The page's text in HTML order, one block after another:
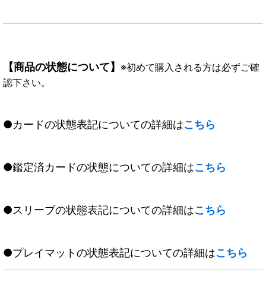
【商品の状態について】 ※初めて購入される方は必ずご確
認下さい。
●カードの状態表記についての詳細はこちら
●鑑定済カードの状態についての詳細はこちら
●スリーブの状態表記についての詳細はこちら
●プレイマットの状態表記についての詳細はこちら